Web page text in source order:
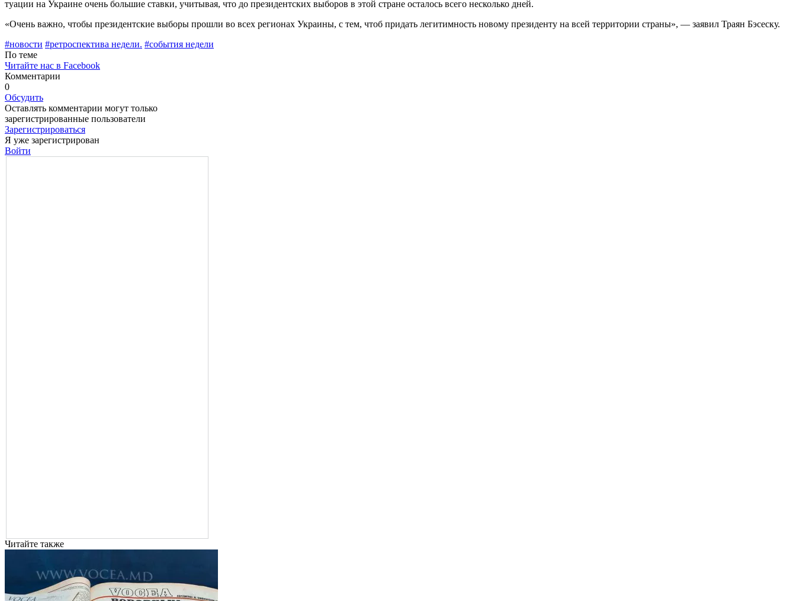
туации на Украине очень большие став­ки, учитывая, что до президентских выборов в этой стране осталось всего несколько дней.
«Очень важно, чтобы президентские выборы прошли во всех регионах Укра­ины, с тем, чтоб придать легитимность новому президенту на всей территории страны», — заявил Траян Бэсеску.
#новости #ретроспектива недели. #события недели
По теме
Читайте нас в Facebook
Комментарии
0
Обсудить
Оставлять комментарии могут только
зарегистрированные пользователи
Зарегистрироваться
Я уже зарегистрирован
Войти
Читайте также